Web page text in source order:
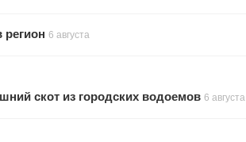
6 августа
скот из городских водоемов 6 августа